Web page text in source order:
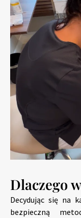
Dlaczego
Decydując się na
bezpieczną